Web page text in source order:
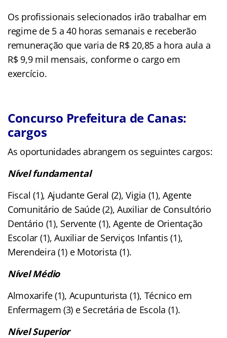
Os profissionais selecionados irão trabalhar em
regime de 5 a 40 horas semanais e receberão
remuneração que varia de R$ 20,85 a hora aula a
R$ 9,9 mil mensais, conforme o cargo em
exercício.
Concurso Prefeitura de Canas:
cargos
As oportunidades abrangem os seguintes cargos:
Nível fundamental
Fiscal (1), Ajudante Geral (2), Vigia (1), Agente
Comunitário de Saúde (2), Auxiliar de Consultório
Dentário (1), Servente (1), Agente de Orientação
Escolar (1), Auxiliar de Serviços Infantis (1),
Merendeira (1) e Motorista (1).
Nível Médio
Almoxarife (1), Acupunturista (1), Técnico em
Enfermagem (3) e Secretária de Escola (1).
Nível Superior